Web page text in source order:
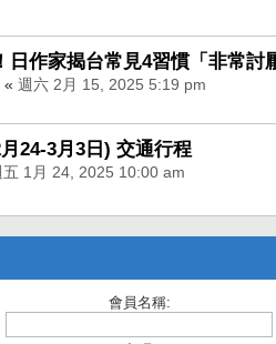
日作家揭台常見4習慣「非常討
« 週六 2月 15, 2025 5:19 pm
24-3月3日) 交通行程
五 1月 24, 2025 10:00 am
會員名稱: